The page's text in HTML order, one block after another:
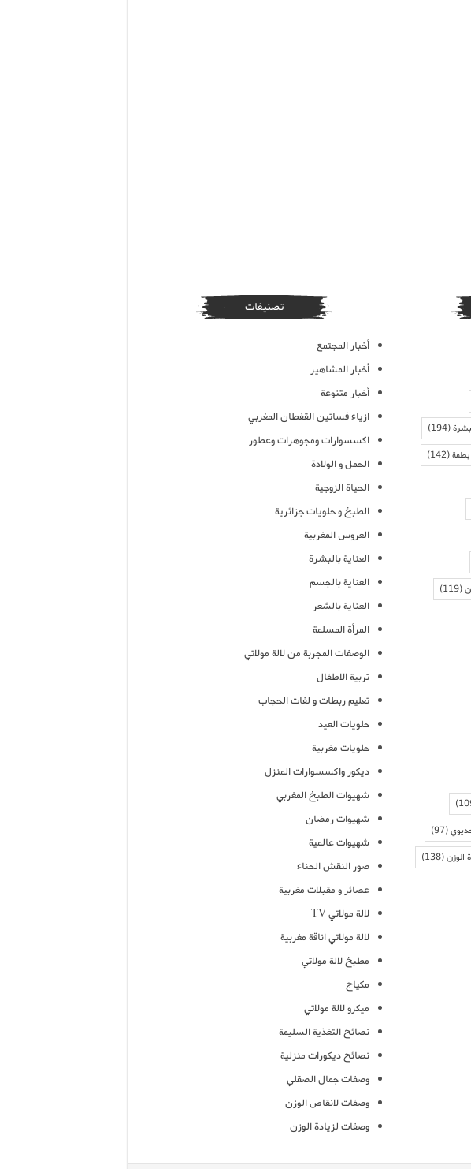
(194)
بطمة(142)
(119)
(97)
الوزن(138)
تصنيفات
أخبار المجتمع
أخبار المشاهير
أخبار متنوعة
ازياء فساتين القفطان المغربي
اكسسوارات ومجوهرات وعطور
الحمل و الولادة
الحياة الزوجية
الطبخ و حلويات جزائرية
العروس المغربية
العناية بالبشرة
العناية بالجسم
العناية بالشعر
المرأة المسلمة
الوصفات المجربة من لالة مولاتي
تربية الاطفال
تعليم ربطات و لفات الحجاب
حلويات العيد
حلويات مغربية
ديكور واكسسوارات المنزل
شهيوات الطبخ المغربي
شهيوات رمضان
شهيوات عالمية
صور النقش الحناء
عصائر و مقبلات مغربية
لالة مولاتي TV
لالة مولاتي اناقة مغربية
مطبخ لالة مولاتي
مكياج
ميكرو لالة مولاتي
نصائح التغذية السليمة
نصائح ديكورات منزلية
وصفات جمال الصقلي
وصفات لانقاص الوزن
وصفات لزيادة الوزن